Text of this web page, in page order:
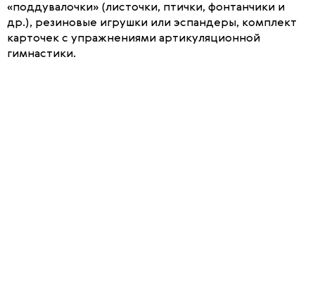
«поддувалочки» (листочки, птички, фонтанчики и
др.), резиновые игрушки или эспандеры, комплект
карточек с упражнениями артикуляционной
гимнастики.